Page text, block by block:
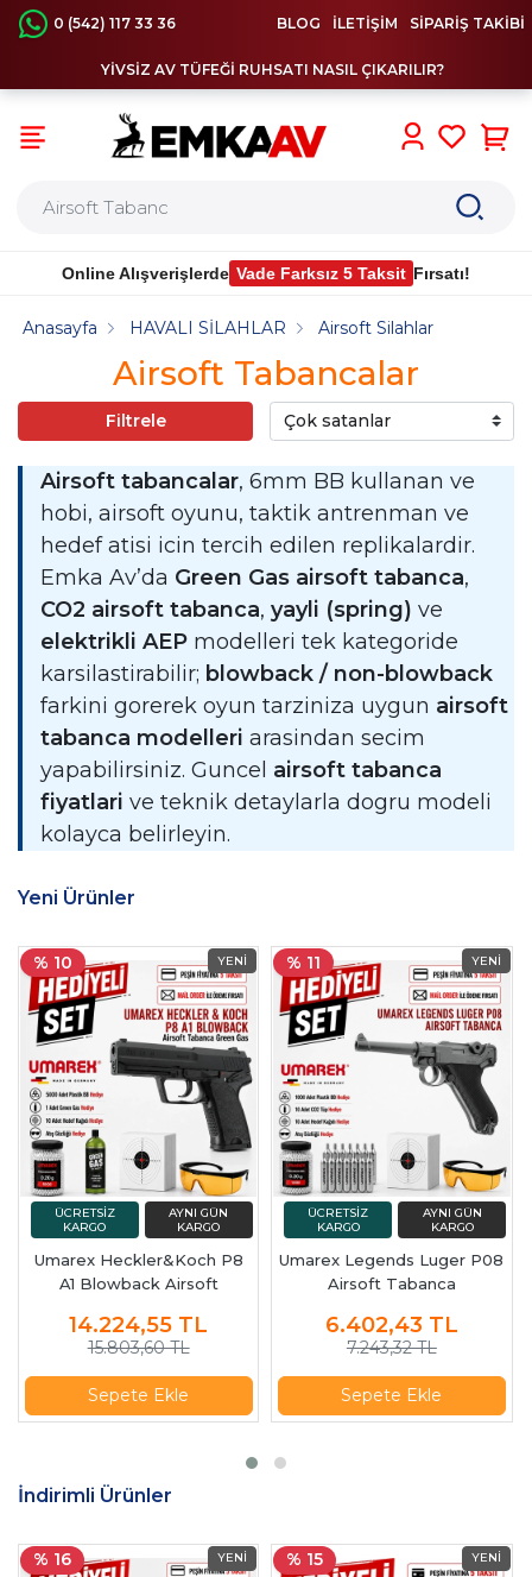
0 (542) 117 33 36 BLOG İLETİŞİM SİPARİŞ TAKİBİ
YİVSİZ AV TÜFEĞİ RUHSATI NASIL ÇIKARILIR?
Online Alışverişlerde Vade Farksız 5 Taksit Fırsatı!
Airsoft Tabancalar
Anasayfa HAVALI SİLAHLAR Airsoft Silahlar
Filtrele
Airsoft tabancalar, 6mm BB kullanan ve
hobi, airsoft oyunu, taktik antrenman ve
hedef atisi icin tercih edilen replikalardir.
Emka Av’da Green Gas airsoft tabanca,
CO2 airsoft tabanca, yayli (spring) ve
elektrikli AEP modelleri tek kategoride
karsilastirabilir; blowback / non-blowback
farkini gorerek oyun tarziniza uygun airsoft
tabanca modelleri arasindan secim
yapabilirsiniz. Guncel airsoft tabanca
fiyatlari ve teknik detaylarla dogru modeli
kolayca belirleyin.
Yeni Ürünler
% 10
Umarex Heckler&Koch P8
A1 Blowback Airsoft
14.224,55 TL
15.803,60 TL
Sepete Ekle
% 11
Umarex Legends Luger P08
Airsoft Tabanca
6.402,43 TL
7.243,32 TL
Sepete Ekle
İndirimli Ürünler
% 16 % 15